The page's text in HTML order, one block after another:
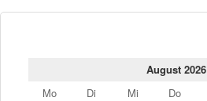
August 2026
Mo
Di Mi Do